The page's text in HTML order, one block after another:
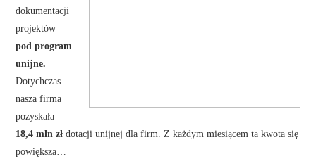
dokumentacji
projektów
pod program
unijne.
Dotychczas
nasza firma
pozyskała
18,4 mln zł dotacji unijnej dla firm. Z każdym miesiącem ta kwota się
powiększa…